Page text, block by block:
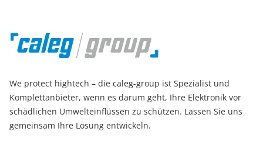
We protect hightech – die caleg-group ist Spezialist und
Komplettanbieter, wenn es darum geht, Ihre Elektronik vor
schädlichen Umwelteinflüssen zu schützen. Lassen Sie uns
gemeinsam Ihre Lösung entwickeln.